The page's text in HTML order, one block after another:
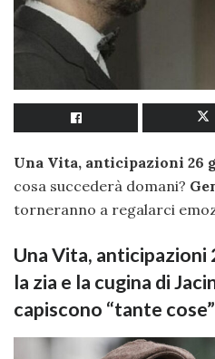
Una Vita, anticipazioni 26
cosa succederà domani?
torneranno a regalarci
Una Vita, anticipazioni
la zia e la cugina di
capiscono “tante